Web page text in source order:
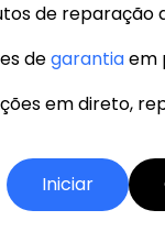
de reparação
degarantiaem
em direto,
Iniciar